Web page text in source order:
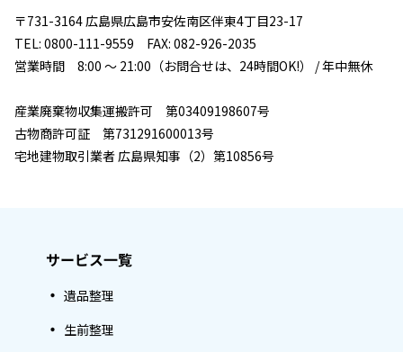
〒731-3164 広島県広島市安佐南区伴東4丁目23-17
TEL: 0800-111-9559 FAX: 082-926-2035
営業時間 8:00 ～ 21:00（お問合せは、24時間OK!） / 年中無休
産業廃棄物収集運搬許可 第03409198607号
古物商許可証 第731291600013号
宅地建物取引業者 広島県知事（2）第10856号
サービス一覧
遺品整理
生前整理